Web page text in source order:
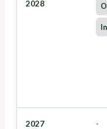
2028
2027 -